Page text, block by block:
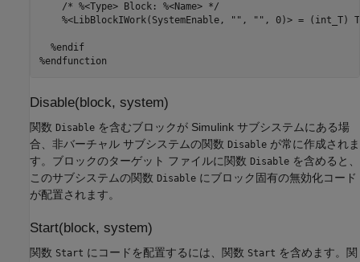
    /* %<Type> Block: %<Name> */
%<LibBlockIWork(SystemEnable, "", "", 0)> = (int_T)
  %endif
%endfunction
Disable(block, system)
関数 Disable を含むブロックが Simulink サブシステムにある場
合、非バーチャル サブシステムの関数 Disable が常に作成されま
す。ブロックのターゲット ファイルに関数 Disable を含めると、
このサブシステムの関数 Disable にブロック固有の無効化コード
が配置されます。
Start(block, system)
関数 Start にコードを配置するには、関数 Start を含めます。関